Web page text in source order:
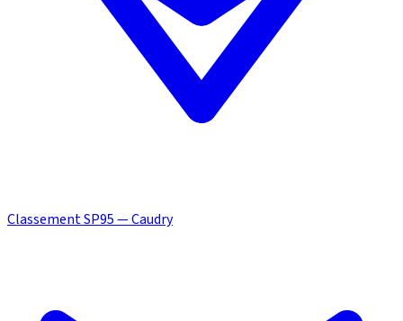
Classement SP95 — Caudry